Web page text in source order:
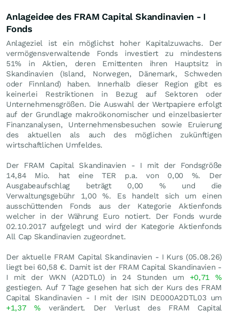
Anlageidee des FRAM Capital Skandinavien - I
Fonds
Anlageziel ist ein möglichst hoher Kapitalzuwachs. Der
vermögensverwaltende Fonds investiert zu mindestens
51% in Aktien, deren Emittenten ihren Hauptsitz in
Skandinavien (Island, Norwegen, Dänemark, Schweden
oder Finnland) haben. Innerhalb dieser Region gibt es
keinerlei Restriktionen in Bezug auf Sektoren oder
Unternehmensgrößen. Die Auswahl der Wertpapiere erfolgt
auf der Grundlage makroökonomischer und einzelbasierter
Finanzanalysen, Unternehmensbesuchen sowie Eruierung
des aktuellen als auch des möglichen zukünftigen
wirtschaftlichen Umfeldes.
Der FRAM Capital Skandinavien - I mit der Fondsgröße
14,84 Mio. hat eine TER p.a. von 0,00 %. Der
Ausgabeaufschlag beträgt 0,00 % und die
Verwaltungsgebühr 1,00 %. Es handelt sich um einen
ausschüttenden Fonds aus der Kategorie Aktienfonds
welcher in der Währung Euro notiert. Der Fonds wurde
02.10.2017 aufgelegt und wird der Kategorie Aktienfonds
All Cap Skandinavien zugeordnet.
Der aktuelle FRAM Capital Skandinavien - I Kurs (05.08.26)
liegt bei 60,58 €. Damit ist der FRAM Capital Skandinavien -
I mit der WKN (A2DTL0) in 24 Stunden um +0,71%
gestiegen. Auf 7 Tage gesehen hat sich der Kurs des FRAM
Capital Skandinavien - I mit der ISIN DE000A2DTL03 um
+1,37% verändert. Der Verlust des FRAM Capital